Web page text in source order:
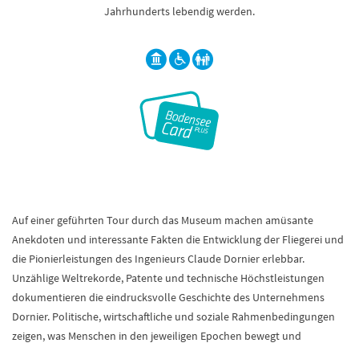
Jahrhunderts lebendig werden.
Auf einer geführten Tour durch das Museum machen amüsante
Anekdoten und interessante Fakten die Entwicklung der Fliegerei und
die Pionierleistungen des Ingenieurs Claude Dornier erlebbar.
Unzählige Weltrekorde, Patente und technische Höchstleistungen
dokumentieren die eindrucksvolle Geschichte des Unternehmens
Dornier. Politische, wirtschaftliche und soziale Rahmenbedingungen
zeigen, was Menschen in den jeweiligen Epochen bewegt und